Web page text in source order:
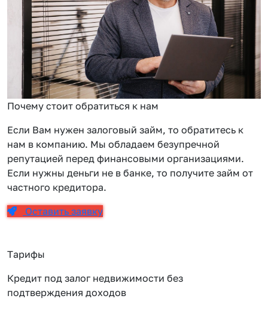
Почему стоит обратиться к нам
Если Вам нужен залоговый займ, то обратитесь к
нам в компанию. Мы обладаем безупречной
репутацией перед финансовыми организациями.
Если нужны деньги не в банке, то получите займ от
частного кредитора.
Оставить заявку
Тарифы
Кредит под залог недвижимости без
подтверждения доходов